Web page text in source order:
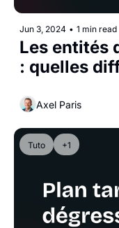
Jun 3, 2024 • 1 min read
Les entités
: quelles
Axel Paris
Tuto +1